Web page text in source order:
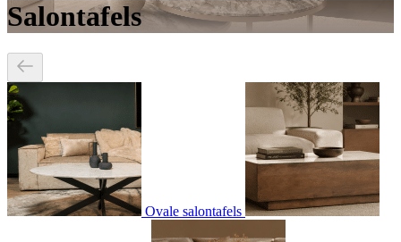
Salontafels
Ovale salontafels